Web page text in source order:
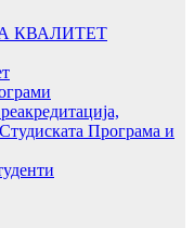
КВАЛИТЕТ
Програма и